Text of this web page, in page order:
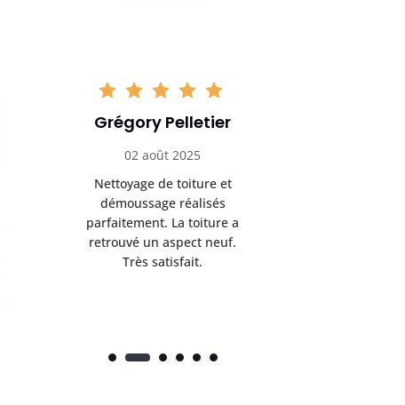
Grégory Pelletier
02 août 2025
Nettoyage de toiture et
démoussage réalisés
parfaitement. La toiture a
retrouvé un aspect neuf.
Très satisfait.